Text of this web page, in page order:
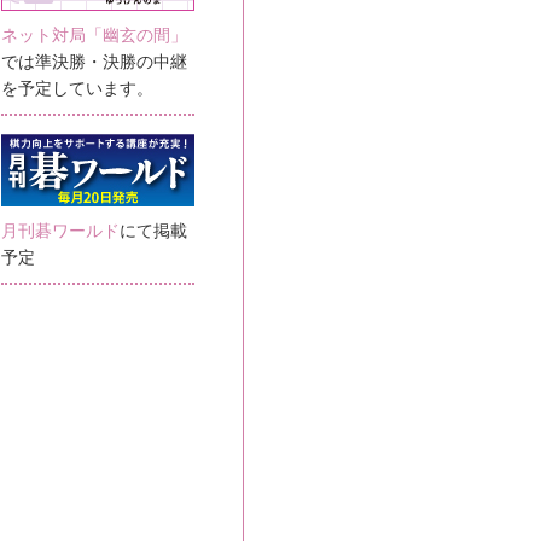
ネット対局「幽玄の間」
では準決勝・決勝の中継
を予定しています。
月刊碁ワールドにて掲載
予定